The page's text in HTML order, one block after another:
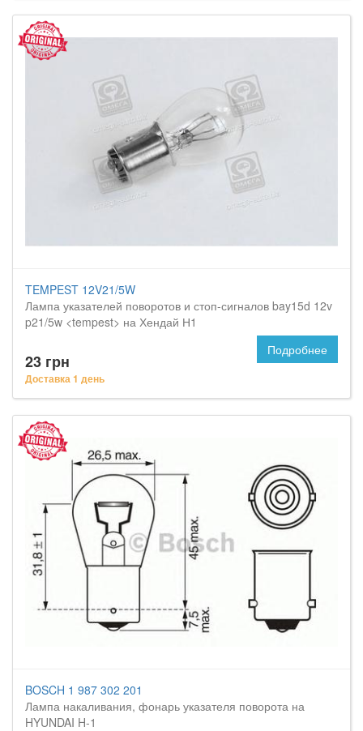
TEMPEST 12V21/5W
Лампа указателей поворотов и стоп-сигналов bay15d 12v
p21/5w <tempest> на Хендай Н1
23 грн
Доставка 1 день
Подробнее
BOSCH 1 987 302 201
Лампа накаливания, фонарь указателя поворота на
HYUNDAI H-1